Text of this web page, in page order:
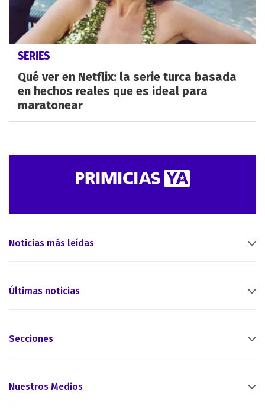
SERIES
Qué ver en Netflix: la serie turca basada
en hechos reales que es ideal para
maratonear
Noticias más leídas
Últimas noticias
Secciones
Nuestros Medios